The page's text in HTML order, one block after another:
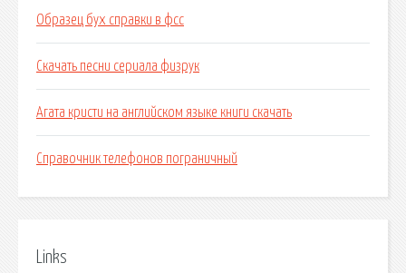
Образец бух справки в фсс
Скачать песни сериала физрук
Агата кристи на английском языке книги скачать
Справочник телефонов пограничный
Links